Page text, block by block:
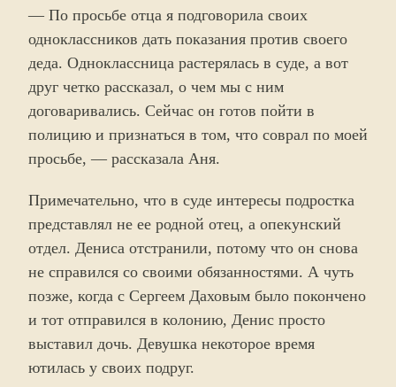
— По просьбе отца я подговорила своих
одноклассников дать показания против своего
деда. Одноклассница растерялась в суде, а вот
друг четко рассказал, о чем мы с ним
договаривались. Сейчас он готов пойти в
полицию и признаться в том, что соврал по моей
просьбе, — рассказала Аня.
Примечательно, что в суде интересы подростка
представлял не ее родной отец, а опекунский
отдел. Дениса отстранили, потому что он снова
не справился со своими обязанностями. А чуть
позже, когда с Сергеем Даховым было покончено
и тот отправился в колонию, Денис просто
выставил дочь. Девушка некоторое время
ютилась у своих подруг.